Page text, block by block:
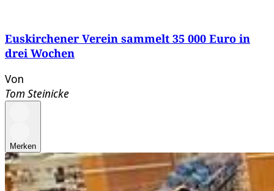
Euskirchener Verein sammelt 35 000 Euro in
drei Wochen
Von
Tom Steinicke
Merken